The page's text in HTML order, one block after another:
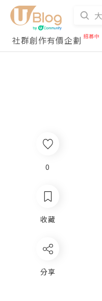
社群創作有價企劃
0
收藏
分享